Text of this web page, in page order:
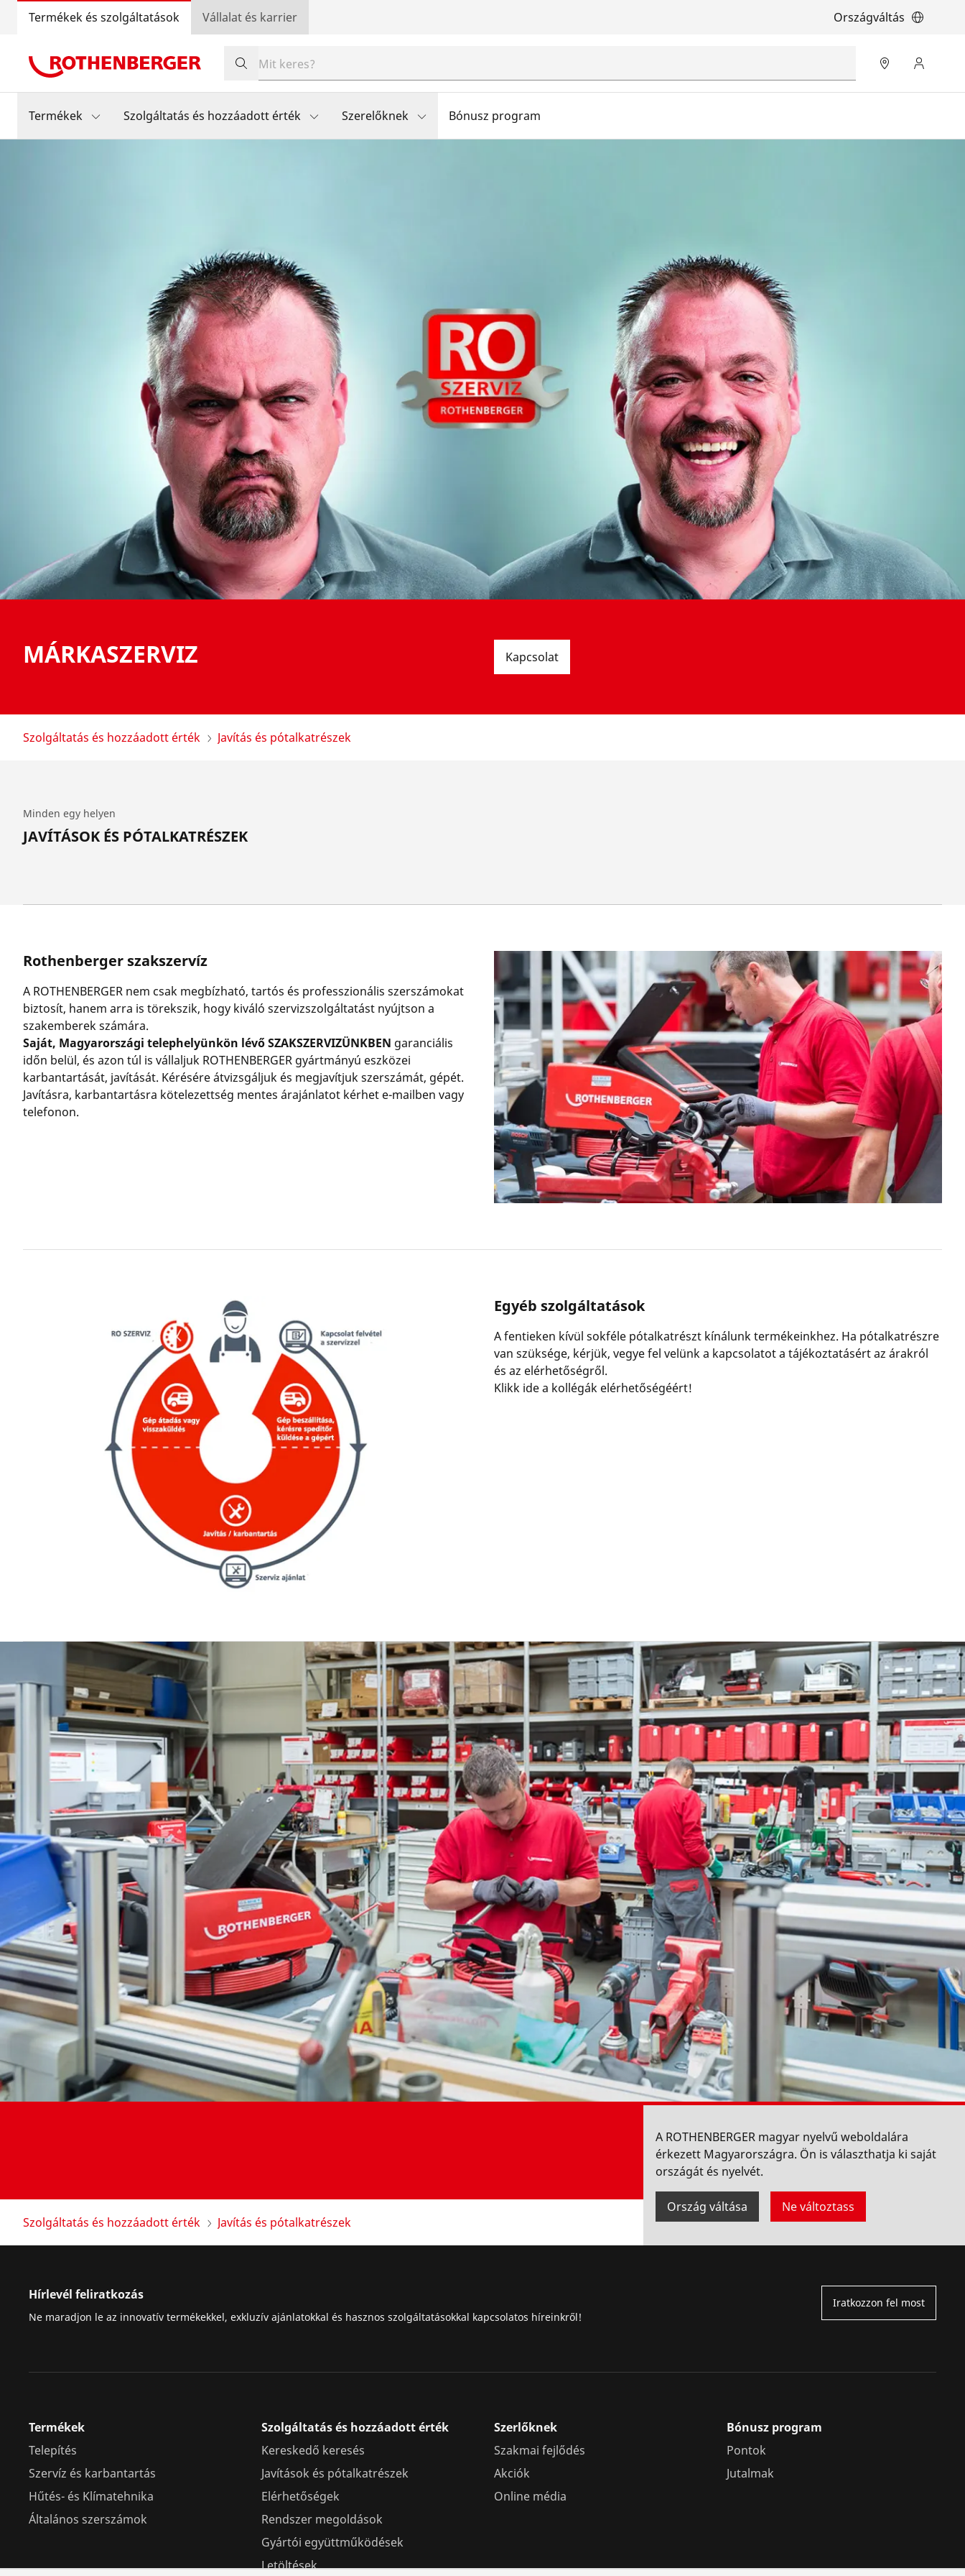
Termékek és szolgáltatások Vállalat és karrier Országváltás
Termékek Szolgáltatás és hozzáadott érték Szerelőknek Bónusz program
MÁRKASZERVIZ Kapcsolat
Szolgáltatás és hozzáadott érték Javítás és pótalkatrészek
Minden egy helyen
JAVÍTÁSOK ÉS PÓTALKATRÉSZEK
Rothenberger szakszervíz
A ROTHENBERGER nem csak megbízható, tartós és professzionális szerszámokat
biztosít, hanem arra is törekszik, hogy kiváló szervizszolgáltatást nyújtson a
szakemberek számára.
Saját, Magyarországi telephelyünkön lévő SZAKSZERVIZÜNKBEN garanciális
időn belül, és azon túl is vállaljuk ROTHENBERGER gyártmányú eszközei
karbantartását, javítását. Kérésére átvizsgáljuk és megjavítjuk szerszámát, gépét.
Javításra, karbantartásra kötelezettség mentes árajánlatot kérhet e-mailben vagy
telefonon.
Egyéb szolgáltatások
A fentieken kívül sokféle pótalkatrészt kínálunk termékeinkhez. Ha pótalkatrészre
van szüksége, kérjük, vegye fel velünk a kapcsolatot a tájékoztatásért az árakról
és az elérhetőségről.
Klikk ide a kollégák elérhetőségéért!
Szolgáltatás és hozzáadott érték Javítás és pótalkatrészek
A ROTHENBERGER magyar nyelvű weboldalára
érkezett Magyarországra. Ön is választhatja ki saját
országát és nyelvét.
Ország váltása Ne változtass
Hírlevél feliratkozás
Ne maradjon le az innovatív termékekkel, exkluzív ajánlatokkal és hasznos szolgáltatásokkal kapcsolatos híreinkről!
Iratkozzon fel most
Termékek
Telepítés
Szervíz és karbantartás
Hűtés- és Klímatehnika
Általános szerszámok
Szolgáltatás és hozzáadott érték
Kereskedő keresés
Javítások és pótalkatrészek
Elérhetőségek
Rendszer megoldások
Gyártói együttműködések
Letöltések
Szerlőknek
Szakmai fejlődés
Akciók
Online média
Bónusz program
Pontok
Jutalmak